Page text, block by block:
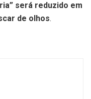
será reduzido em
de olhos.